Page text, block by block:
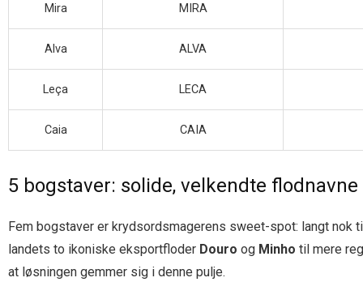
Mira MIRA
Alva ALVA
Leça LECA
Caia CAIA
5 bogstaver: solide, velkendte flodnavne
Fem bogstaver er krydsordsmagerens sweet-spot: langt nok
landets to ikoniske eksportfloder Douro og Minho til mere
at løsningen gemmer sig i denne pulje.